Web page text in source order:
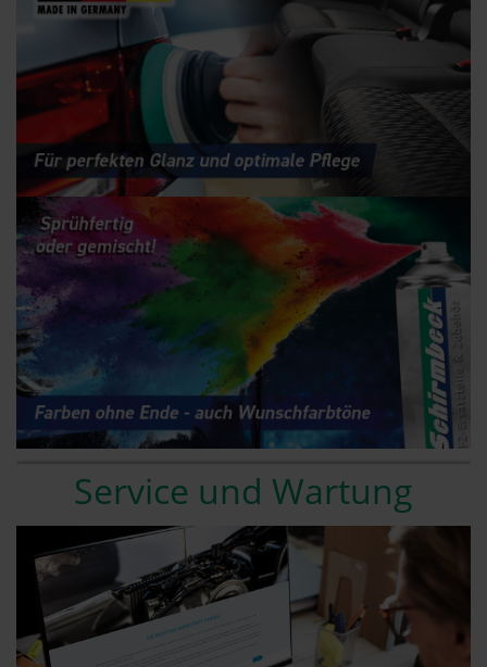
Service und Wartung